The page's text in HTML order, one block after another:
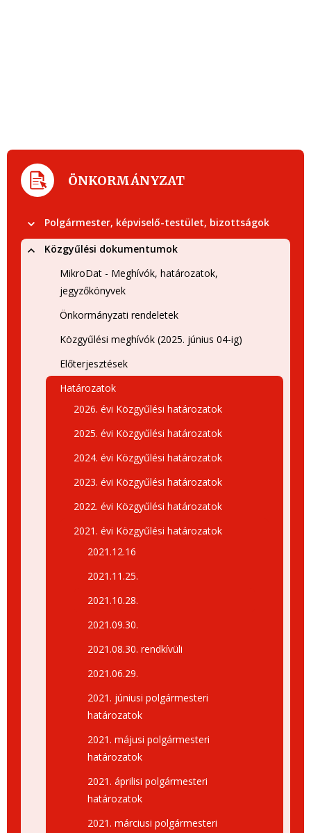
ÖNKORMÁNYZAT
Polgármester, képviselő-testület, bizottságok
Közgyűlési dokumentumok
MikroDat - Meghívók, határozatok,
jegyzőkönyvek
Önkormányzati rendeletek
Közgyűlési meghívók (2025. június 04-ig)
Előterjesztések
Határozatok
2026. évi Közgyűlési határozatok
2025. évi Közgyűlési határozatok
2024. évi Közgyűlési határozatok
2023. évi Közgyűlési határozatok
2022. évi Közgyűlési határozatok
2021. évi Közgyűlési határozatok
2021.12.16
2021.11.25.
2021.10.28.
2021.09.30.
2021.08.30. rendkívüli
2021.06.29.
2021. júniusi polgármesteri
határozatok
2021. májusi polgármesteri
határozatok
2021. áprilisi polgármesteri
határozatok
2021. márciusi polgármesteri